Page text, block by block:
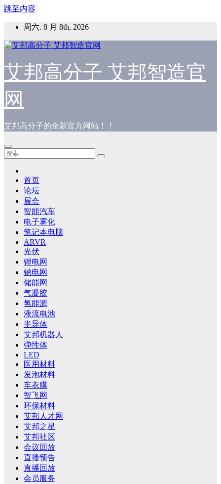
跳至内容
周六. 8 月 8th, 2026
艾邦高分子 艾邦智造官
网
艾邦高分子的全新官方网站！！
首页
论坛
展会
智能汽车
电子雾化
笔记本电脑
ARVR
光伏
锂电网
钠电网
储能网
气凝胶
氢能源
液流电池
半导体
艾邦机器人
弹性体
LED
医用材料
发泡材料
车衣膜
智飞网
环保材料
艾邦人才网
艾邦之星
艾邦社区
会议回放
直播预告
直播回放
会员服务